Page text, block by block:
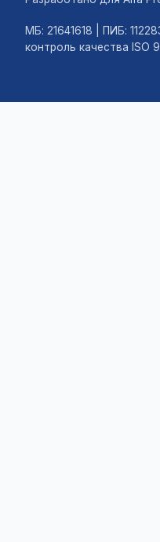
МБ: 21641618 | ПИБ:
контроль качества ISO